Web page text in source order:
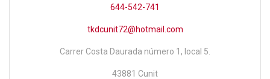
644-542-741
tkdcunit72@hotmail.com
Carrer Costa Daurada número 1, local 5.
43881 Cunit